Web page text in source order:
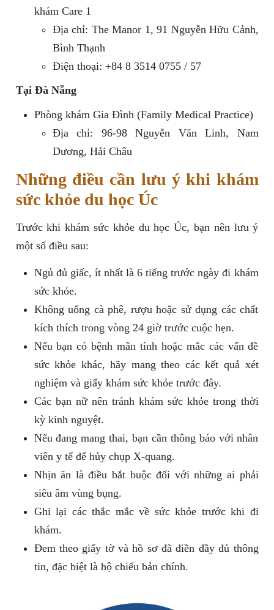
khám Care 1
Địa chỉ: The Manor 1, 91 Nguyễn Hữu Cảnh,
Bình Thạnh
Điện thoại: +84 8 3514 0755 / 57
Tại Đà Nẵng
Phòng khám Gia Đình (Family Medical Practice)
Địa chỉ: 96-98 Nguyễn Văn Linh, Nam
Dương, Hải Châu
Những điều cần lưu ý khi khám
sức khỏe du học Úc
Trước khi khám sức khỏe du học Úc, bạn nên lưu ý
một số điều sau:
Ngủ đủ giấc, ít nhất là 6 tiếng trước ngày đi khám
sức khỏe.
Không uống cà phê, rượu hoặc sử dụng các chất
kích thích trong vòng 24 giờ trước cuộc hẹn.
Nếu bạn có bệnh mãn tính hoặc mắc các vấn đề
sức khỏe khác, hãy mang theo các kết quả xét
nghiệm và giấy khám sức khỏe trước đây.
Các bạn nữ nên tránh khám sức khỏe trong thời
kỳ kinh nguyệt.
Nếu đang mang thai, bạn cần thông báo với nhân
viên y tế để hủy chụp X-quang.
Nhịn ăn là điều bắt buộc đối với những ai phải
siêu âm vùng bụng.
Ghi lại các thắc mắc về sức khỏe trước khi đi
khám.
Đem theo giấy tờ và hồ sơ đã điền đầy đủ thông
tin, đặc biệt là hộ chiếu bản chính.